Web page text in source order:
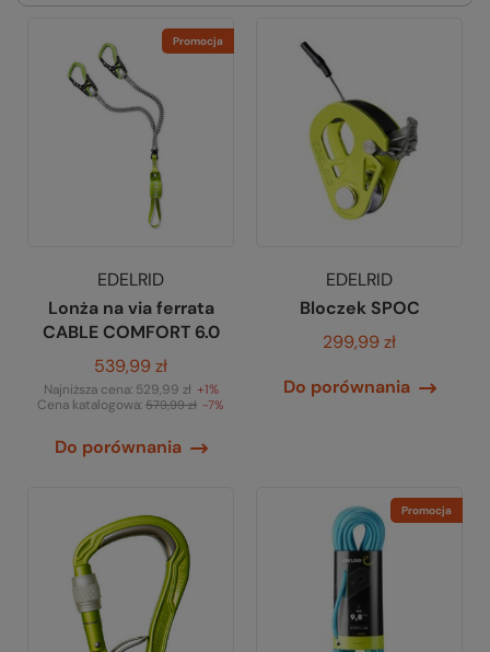
Promocja
EDELRID
Lonża na via ferrata
CABLE COMFORT 6.0
539,99 zł
Najniższa cena: 529,99 zł +1%
Cena katalogowa: 579,99 zł -7%
Do porównania
EDELRID
Bloczek SPOC
299,99 zł
Do porównania
Promocja